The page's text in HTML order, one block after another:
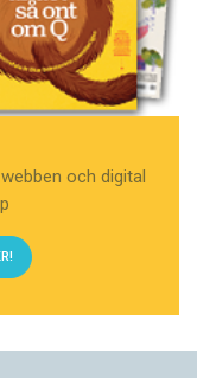
och digital